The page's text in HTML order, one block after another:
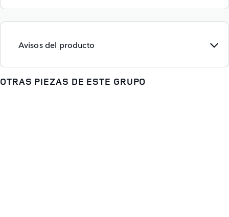
Avisos del producto
OTRAS PIEZAS DE ESTE GRUPO